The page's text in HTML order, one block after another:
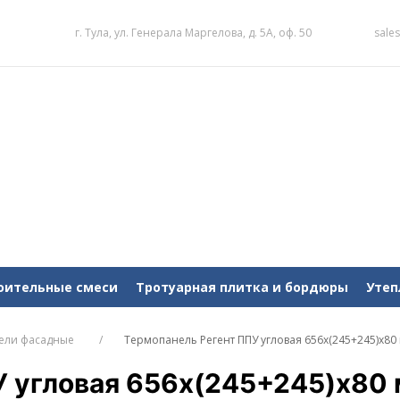
г. Тула, ул. Генерала Маргелова, д. 5А, оф. 50
смеси Тротуарная плитка и бордюры
фасадные Термопанель Регент ППУ угловая
угловая 656х(245+245)х80